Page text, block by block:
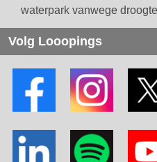
waterpark vanwege droogte
Volg Looopings